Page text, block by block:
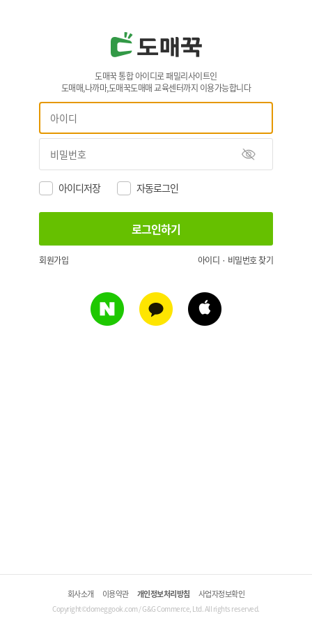
도매꾹 통합 아이디로 패밀리사이트인
도매매,나까마,도매꾹도매매 교육센터까지 이용가능합니다
아이디저장 자동로그인
회원가입 아이디 · 비밀번호 찾기
회사소개 이용약관 개인정보처리방침 사업자정보확인
Copyright©domeggook.com / G&G Commerce, Ltd. All rights reserved.